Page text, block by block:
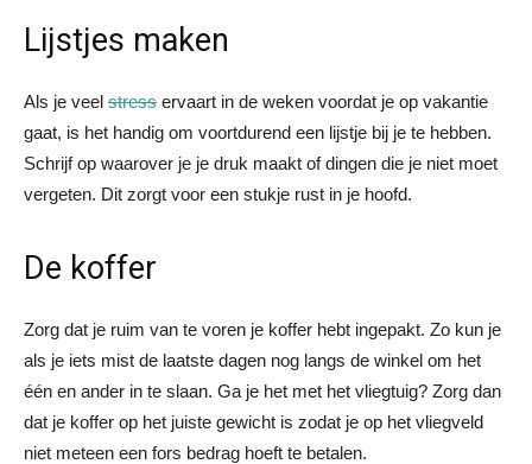
Lijstjes maken
Als je veel stress ervaart in de weken voordat je op vakantie
gaat, is het handig om voortdurend een lijstje bij je te hebben.
Schrijf op waarover je je druk maakt of dingen die je niet moet
vergeten. Dit zorgt voor een stukje rust in je hoofd.
De koffer
Zorg dat je ruim van te voren je koffer hebt ingepakt. Zo kun je
als je iets mist de laatste dagen nog langs de winkel om het
één en ander in te slaan. Ga je het met het vliegtuig? Zorg dan
dat je koffer op het juiste gewicht is zodat je op het vliegveld
niet meteen een fors bedrag hoeft te betalen.